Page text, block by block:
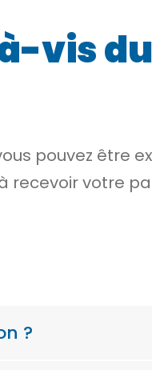
vis
pouvez être
recevoir votre
?